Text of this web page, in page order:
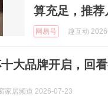
算充足，推荐
网易号 趣互动
大品牌开启，回
家居频道 2026-07-23